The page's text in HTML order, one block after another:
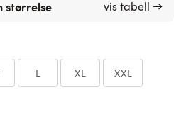
størrelse vis tabell →
L XL XXL